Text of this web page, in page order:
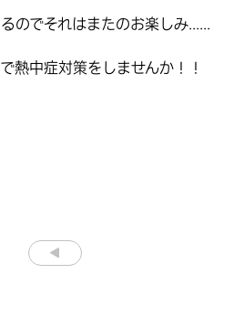
のでそれはまたのお楽しみ......
熱中症対策をしませんか！！